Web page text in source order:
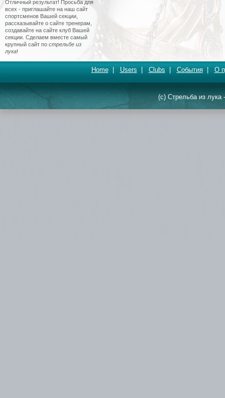
Отличный результат! Просьба для
всех - приглашайте на наш сайт
спортсменов Вашей секции,
рассказывайте о сайте тренерам,
создавайте на сайте клуб Вашей
секции. Сделаем вместе самый
крупный сайт по стрельбе из
лука!
Home| Users Clubs События| О
(c) Стрельба из лука